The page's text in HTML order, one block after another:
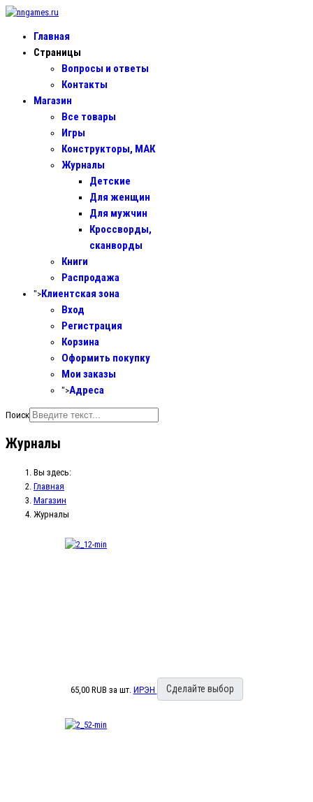
Главная
Страницы
Вопросы и ответы
Контакты
Магазин
Все товары
Игры
Конструкторы, МАК
Журналы
Детские
Для женщин
Для мужчин
Кроссворды,
сканворды
Книги
Распродажа
">Клиентская зона
Вход
Регистрация
Корзина
Оформить покупку
Мои заказы
">Адреса
Поиск
Журналы
Вы здесь:
Главная
Магазин
Журналы
65,00 RUB за шт. ИРЭН Сделайте выбор